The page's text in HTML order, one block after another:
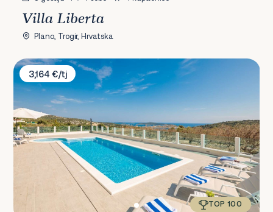
Villa Liberta
Plano, Trogir, Hrvatska
Villa Ivelja
3,164 €/tj
TOP 100